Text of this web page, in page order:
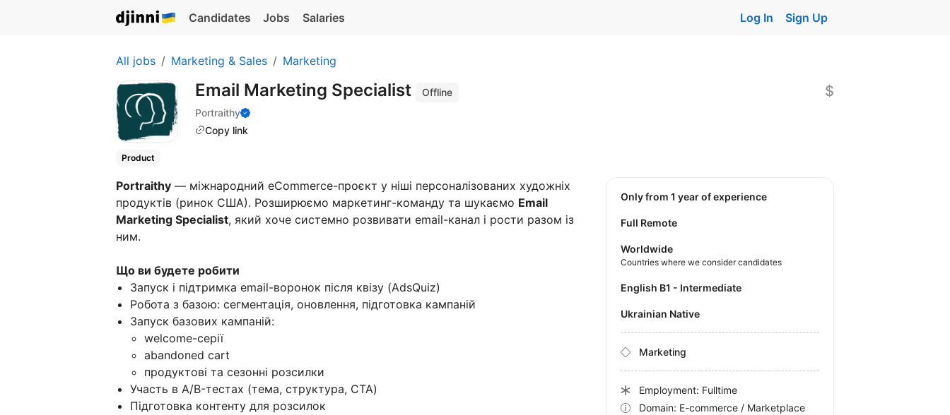
Candidates Jobs Salaries Log In Sign Up
All jobs Marketing & Sales Marketing
Email Marketing Specialist
Offline
Portraithy
Copy link
$
Product
Portraithy — міжнародний eCommerce-проєкт у ніші персоналізованих художніх
продуктів (ринок США). Розширюємо маркетинг-команду та шукаємо Email
Marketing Specialist, який хоче системно розвивати email-канал і рости разом із
ним.
Що ви будете робити
Запуск і підтримка email-воронок після квізу (AdsQuiz)
Робота з базою: сегментація, оновлення, підготовка кампаній
Запуск базових кампаній:
welcome-серії
abandoned cart
продуктові та сезонні розсилки
Участь в A/B-тестах (тема, структура, CTA)
Підготовка контенту для розсилок
Only from 1 year of experience
Full Remote
Worldwide
Countries where we consider candidates
English B1 - Intermediate
Ukrainian Native
Marketing
Employment: Fulltime
Domain: E-commerce / Marketplace